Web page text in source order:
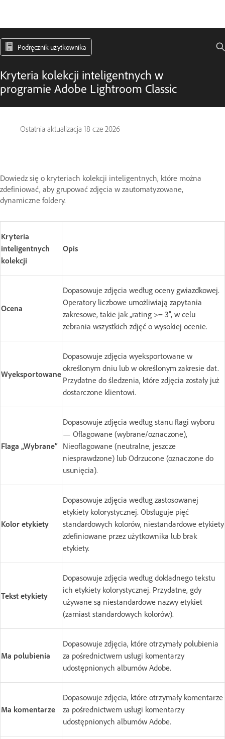
Podręcznik użytkownika
Kryteria kolekcji inteligentnych w
programie Adobe Lightroom Classic
Ostatnia aktualizacja 18 cze 2026
Dowiedz się o kryteriach kolekcji inteligentnych, które można
zdefiniować, aby grupować zdjęcia w zautomatyzowane,
dynamiczne foldery.
Kryteria
inteligentnych
kolekcji
Opis
Ocena
Dopasowuje zdjęcia według oceny gwiazdkowej.
Operatory liczbowe umożliwiają zapytania
zakresowe, takie jak „rating >= 3", w celu
zebrania wszystkich zdjęć o wysokiej ocenie.
Wyeksportowane
Dopasowuje zdjęcia wyeksportowane w
określonym dniu lub w określonym zakresie dat.
Przydatne do śledzenia, które zdjęcia zostały już
dostarczone klientowi.
Flaga „Wybrane”
Dopasowuje zdjęcia według stanu flagi wyboru
— Oflagowane (wybrane/oznaczone),
Nieoflagowane (neutralne, jeszcze
niesprawdzone) lub Odrzucone (oznaczone do
usunięcia).
Kolor etykiety
Dopasowuje zdjęcia według zastosowanej
etykiety kolorystycznej. Obsługuje pięć
standardowych kolorów, niestandardowe etykiety
zdefiniowane przez użytkownika lub brak
etykiety.
Tekst etykiety
Dopasowuje zdjęcia według dokładnego tekstu
ich etykiety kolorystycznej. Przydatne, gdy
używane są niestandardowe nazwy etykiet
(zamiast standardowych kolorów).
Ma polubienia
Dopasowuje zdjęcia, które otrzymały polubienia
za pośrednictwem usługi komentarzy
udostępnionych albumów Adobe.
Ma komentarze
Dopasowuje zdjęcia, które otrzymały komentarze
za pośrednictwem usługi komentarzy
udostępnionych albumów Adobe.